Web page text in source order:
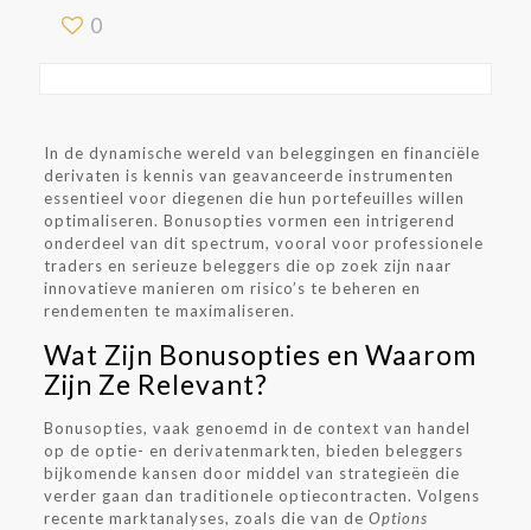
0
In de dynamische wereld van beleggingen en financiële
derivaten is kennis van geavanceerde instrumenten
essentieel voor diegenen die hun portefeuilles willen
optimaliseren. Bonusopties vormen een intrigerend
onderdeel van dit spectrum, vooral voor professionele
traders en serieuze beleggers die op zoek zijn naar
innovatieve manieren om risico’s te beheren en
rendementen te maximaliseren.
Wat Zijn Bonusopties en Waarom
Zijn Ze Relevant?
Bonusopties, vaak genoemd in de context van handel
op de optie- en derivatenmarkten, bieden beleggers
bijkomende kansen door middel van strategieën die
verder gaan dan traditionele optiecontracten. Volgens
recente marktanalyses, zoals die van de Options